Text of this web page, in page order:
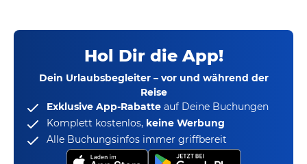
Hol Dir die App!
Dein Urlaubsbegleiter – vor und während der
Reise
Exklusive App-Rabatte auf Deine Buchungen
Komplett kostenlos, keine Werbung
Alle Buchungsinfos immer griffbereit